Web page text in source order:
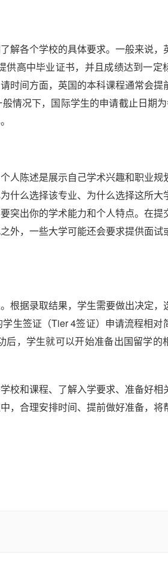
解各个学校的具体要求。一般来说，
高中毕业证书，并且成绩达到一定
时间方面，英国的本科课程通常会提
情况下，国际学生的申请截止日期
人陈述是展示自己学术兴趣和职业规
什么选择该专业、为什么选择这所大
突出你的学术能力和个人特点。在提
外，一些大学可能还会要求提供面试
根据录取结果，学生需要做出决定，
生签证（Tier 4签证）申请流程相对
，学生就可以开始准备出国留学的
校和课程、了解入学要求、准备好相
，合理安排时间、提前做好准备，将